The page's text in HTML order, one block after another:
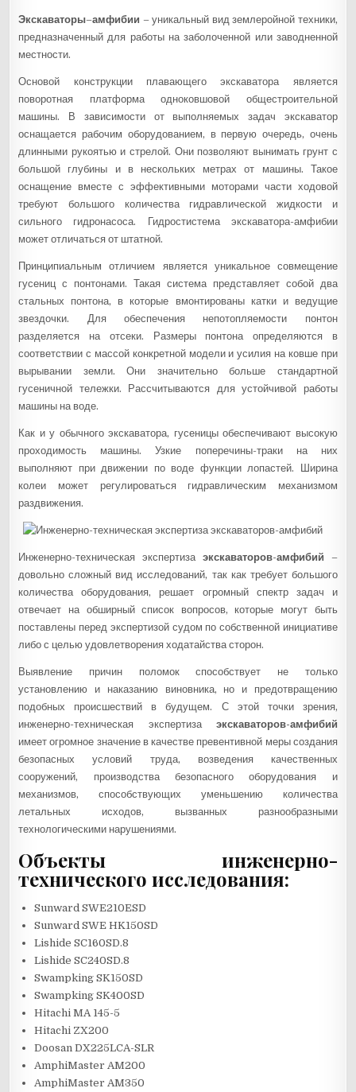
Экскаваторы–амфибии – уникальный вид землеройной техники,
предназначенный для работы на заболоченной или заводненной
местности.
Основой конструкции плавающего экскаватора является
поворотная платформа одноковшовой общестроительной
машины. В зависимости от выполняемых задач экскаватор
оснащается рабочим оборудованием, в первую очередь, очень
длинными рукоятью и стрелой. Они позволяют вынимать грунт с
большой глубины и в нескольких метрах от машины. Такое
оснащение вместе с эффективными моторами части ходовой
требуют большого количества гидравлической жидкости и
сильного гидронасоса. Гидростистема экскаватора-амфибии
может отличаться от штатной.
Принципиальным отличием является уникальное совмещение
гусениц с понтонами. Такая система представляет собой два
стальных понтона, в которые вмонтированы катки и ведущие
звездочки. Для обеспечения непотопляемости понтон
разделяется на отсеки. Размеры понтона определяются в
соответствии с массой конкретной модели и усилия на ковше при
вырывании земли. Они значительно больше стандартной
гусеничной тележки. Рассчитываются для устойчивой работы
машины на воде.
Как и у обычного экскаватора, гусеницы обеспечивают высокую
проходимость машины. Узкие поперечины-траки на них
выполняют при движении по воде функции лопастей. Ширина
колеи может регулироваться гидравлическим механизмом
раздвижения.
Инженерно-техническая экспертиза экскаваторов-амфибий –
довольно сложный вид исследований, так как требует большого
количества оборудования, решает огромный спектр задач и
отвечает на обширный список вопросов, которые могут быть
поставлены перед экспертизой судом по собственной инициативе
либо с целью удовлетворения ходатайства сторон.
Выявление причин поломок способствует не только
установлению и наказанию виновника, но и предотвращению
подобных происшествий в будущем. С этой точки зрения,
инженерно-техническая экспертиза экскаваторов-амфибий
имеет огромное значение в качестве превентивной меры создания
безопасных условий труда, возведения качественных
сооружений, производства безопасного оборудования и
механизмов, способствующих уменьшению количества
летальных исходов, вызванных разнообразными
технологическими нарушениями.
Объекты инженерно-
технического исследования:
Sunward SWE210ESD
Sunward SWE HK150SD
Lishide SC160SD.8
Lishide SC240SD.8
Swampking SK150SD
Swampking SK400SD
Hitachi MA 145-5
Hitachi ZX200
Doosan DX225LCA-SLR
AmphiMaster AM200
AmphiMaster AM350